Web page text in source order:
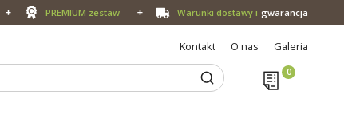
PREMIUM zestaw Warunki dostawy i gwarancja
Kontakt O nas Galeria